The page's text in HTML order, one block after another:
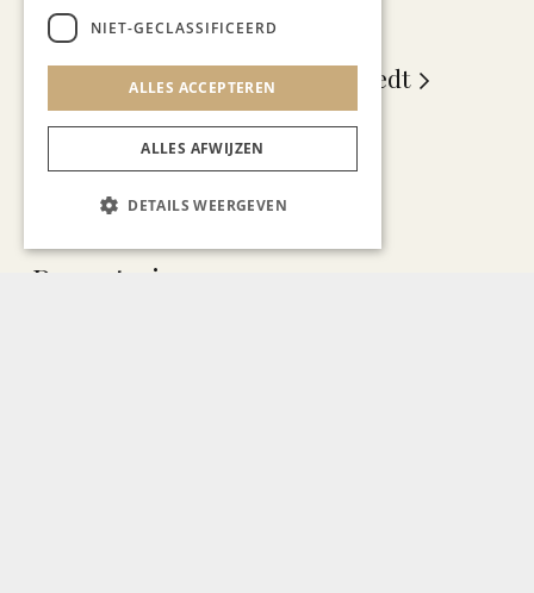
Xavier Cortenraedt
Recent nieuws
NIET-GECLASSIFICEERD
ALLES ACCEPTEREN
ALLES AFWIJZEN
DETAILS WEERGEVEN